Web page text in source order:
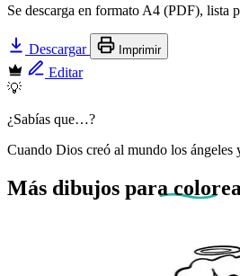
Se descarga en formato A4 (PDF), lista
Descargar Imprimir
Editar
💡
¿Sabías que…?
Cuando Dios creó al mundo los ángeles
Más dibujos para